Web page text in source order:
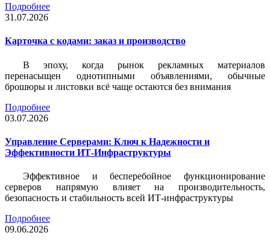
Подробнее
31.07.2026
Карточка c кодами: заказ и производство
В эпоху, когда рынок рекламных материалов
перенасыщен однотипными объявлениями, обычные
брошюры и листовки всё чаще остаются без внимания
Подробнее
03.07.2026
Управление Серверами: Ключ к Надежности и
Эффективности ИТ-Инфраструктуры
Эффективное и бесперебойное функционирование
серверов напрямую влияет на производительность,
безопасность и стабильность всей ИТ-инфраструктуры
Подробнее
09.06.2026